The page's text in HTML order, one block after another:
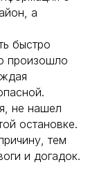
а
быстро
произошло
не нашел
остановке.
тем
и догадок.